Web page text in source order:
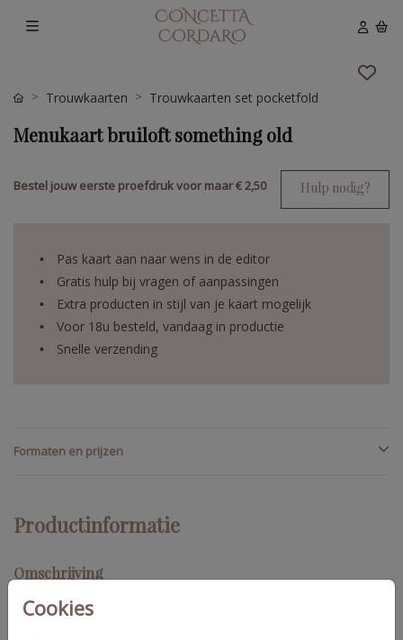
Cookies
Trouwkaarten Trouwkaarten set pocketfold
Menukaart bruiloft something old
Bestel jouw eerste proefdruk voor maar€ 2,50 Hulp nodig?
Pas kaart aan naar wens in de editor
Gratis hulp bij vragen of aanpassingen
Extra producten in stijl van je kaart mogelijk
Voor 18u besteld, vandaag in productie
Snelle verzending
Formaten en prijzen
Productinformatie
Omschrijving
Menukaart passend bij de trouw huisstijl something old. In deze
wedding stationery vind je nog veel meer items die je op je